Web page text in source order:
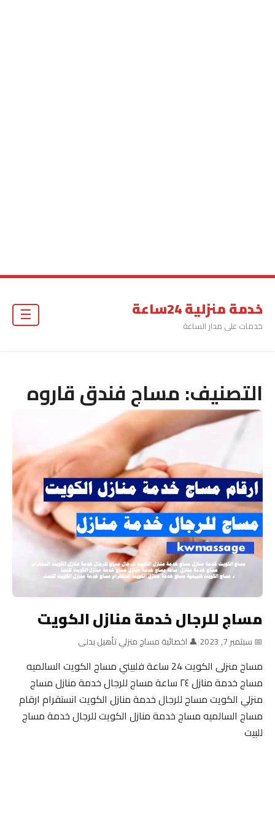
خدمة منزلية 24ساعة
خدمات على مدار الساعة
☰
التصنيف:مساج فندق قاروه
مساج للرجال خدمة منازل الكويت
📅 سبتمبر 7, 2023 |👤 اخصائية مساج منزلي تأهيل بدنى
مساج منزلى الكويت 24 ساعة فلبيني مساج الكويت السالميه
مساج خدمة منازل ٢٤ ساعة مساج للرجال خدمة منازل مساج
منزلي الكويت مساج للرجال خدمة منازل الكويت انستقرام ارقام
مساج السالميه مساج خدمة منازل الكويت للرجال خدمة مساج
للبيت